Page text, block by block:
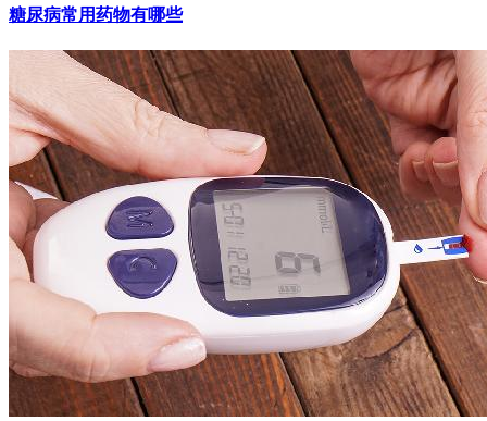
糖尿病常用药物有哪些